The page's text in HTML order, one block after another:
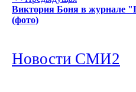
Виктория Боня в журнале
(фото)
Новости СМИ2